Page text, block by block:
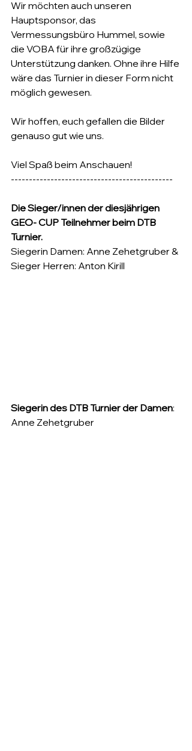
Wir möchten auch unseren
Hauptsponsor, das
Vermessungsbüro Hummel, sowie
die VOBA für ihre großzügige
Unterstützung danken. Ohne ihre Hilfe
wäre das Turnier in dieser Form nicht
möglich gewesen.
Wir hoffen, euch gefallen die Bilder
genauso gut wie uns.
Viel Spaß beim Anschauen!
---------------------------------------------
Die Sieger/innen der diesjährigen
GEO- CUP Teilnehmer beim DTB
Turnier.
Siegerin Damen: Anne Zehetgruber &
Siegerin des DTB Turnier der Damen:
Anne Zehetgruber